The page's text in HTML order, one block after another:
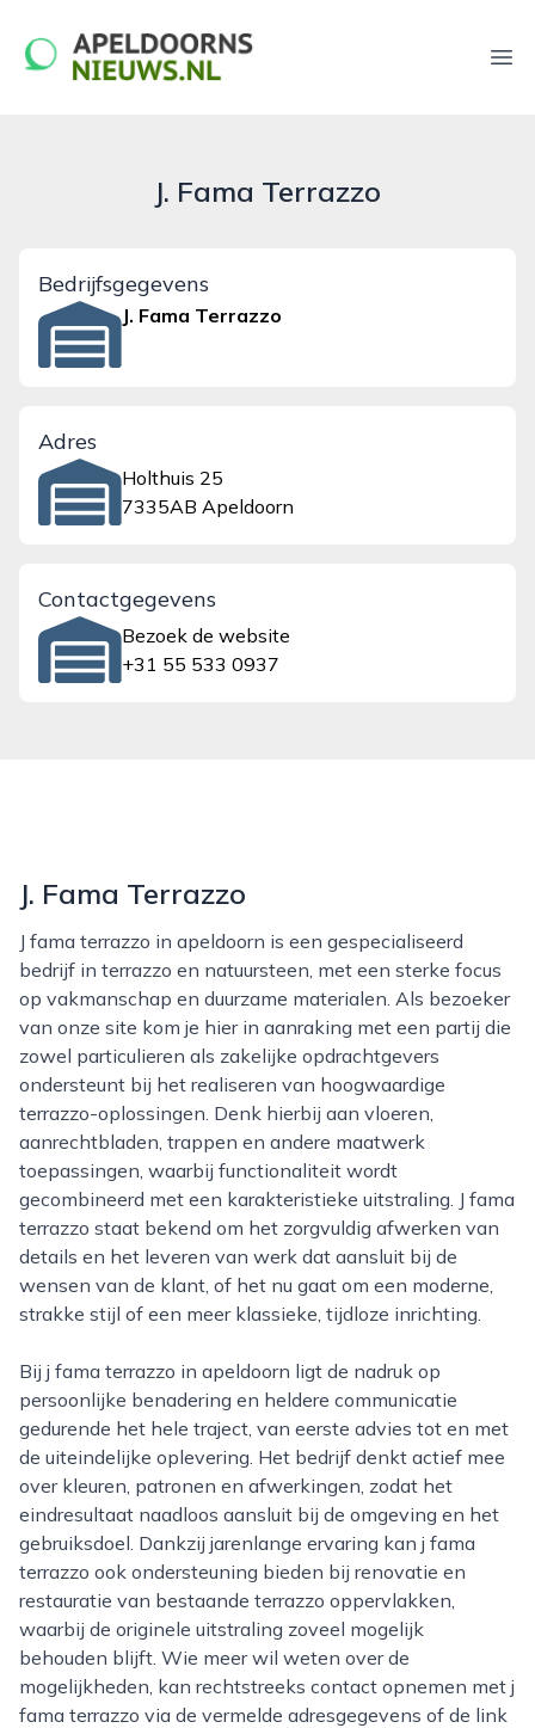
apeldoornsnieuws.nl
J. Fama Terrazzo
Bedrijfsgegevens
J. Fama Terrazzo
Adres
Holthuis 25
7335AB Apeldoorn
Contactgegevens
Bezoek de website
+31 55 533 0937
J. Fama Terrazzo
J fama terrazzo in apeldoorn is een gespecialiseerd
bedrijf in terrazzo en natuursteen, met een sterke focus
op vakmanschap en duurzame materialen. Als bezoeker
van onze site kom je hier in aanraking met een partij die
zowel particulieren als zakelijke opdrachtgevers
ondersteunt bij het realiseren van hoogwaardige
terrazzo-oplossingen. Denk hierbij aan vloeren,
aanrechtbladen, trappen en andere maatwerk
toepassingen, waarbij functionaliteit wordt
gecombineerd met een karakteristieke uitstraling. J fama
terrazzo staat bekend om het zorgvuldig afwerken van
details en het leveren van werk dat aansluit bij de
wensen van de klant, of het nu gaat om een moderne,
strakke stijl of een meer klassieke, tijdloze inrichting.
Bij j fama terrazzo in apeldoorn ligt de nadruk op
persoonlijke benadering en heldere communicatie
gedurende het hele traject, van eerste advies tot en met
de uiteindelijke oplevering. Het bedrijf denkt actief mee
over kleuren, patronen en afwerkingen, zodat het
eindresultaat naadloos aansluit bij de omgeving en het
gebruiksdoel. Dankzij jarenlange ervaring kan j fama
terrazzo ook ondersteuning bieden bij renovatie en
restauratie van bestaande terrazzo oppervlakken,
waarbij de originele uitstraling zoveel mogelijk
behouden blijft. Wie meer wil weten over de
mogelijkheden, kan rechtstreeks contact opnemen met j
fama terrazzo via de vermelde adresgegevens of de link